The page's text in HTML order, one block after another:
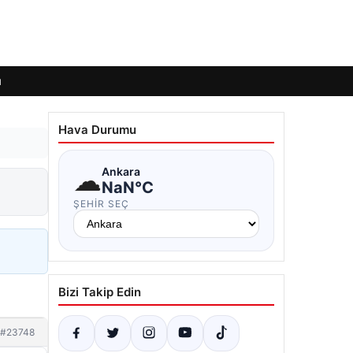
#23748
Hava Durumu
☁Ankara
NaN°C
ŞEHIR SEÇ
Bizi Takip Edin